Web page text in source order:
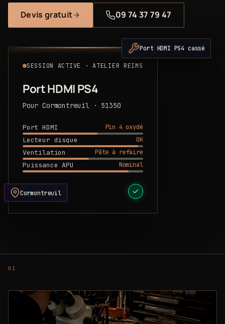
Devis gratuit 09 74 37 79 47
SESSION ACTIVE · ATELIER REIMS
Port HDMI PS4
Pour Cormontreuil · 51350
Port HDMI
Pin 4 oxydé
Lecteur disque
OK
Ventilation
Pâte à refaire
Puissance APU
Nominal
DEVIS PRÊT
Port HDMI PS4 cassé
Cormontreuil